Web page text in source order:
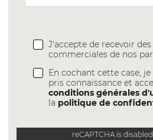
J'accepte de recevoir
commerciales de nos
En cochant cette case,
pris connaissance et
conditions générales
la politique de
reCAPTCHA is